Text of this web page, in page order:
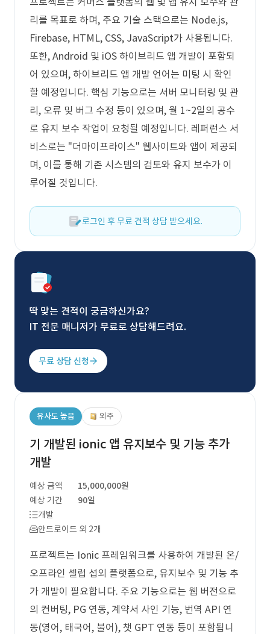
리를 목표로 하며, 주요 기술 스택으로는 Node.js,
Firebase, HTML, CSS, JavaScript가 사용됩니다.
또한, Android 및 iOS 하이브리드 앱 개발이 포함되
어 있으며, 하이브리드 앱 개발 언어는 미팅 시 확인
할 예정입니다. 핵심 기능으로는 서버 모니터링 및 관
리, 오류 및 버그 수정 등이 있으며, 월 1~2일의 공수
로 유지 보수 작업이 요청될 예정입니다. 레퍼런스 서
비스로는 "더마이프라이스" 웹사이트와 앱이 제공되
며, 이를 통해 기존 시스템의 검토와 유지 보수가 이
루어질 것입니다.
로그인 후 무료 견적 상담 받으세요.
딱 맞는 견적이 궁금하신가요?
IT 전문 매니저가 무료로 상담해드려요.
무료 상담 신청
유사도 높음 외주
기 개발된 ionic 앱 유지보수 및 기능 추가
개발
예상 금액
15,000,000원
예상 기간
90일
개발
안드로이드 외 2개
프로젝트는 Ionic 프레임워크를 사용하여 개발된 온/
오프라인 셀럽 섭외 플랫폼으로, 유지보수 및 기능 추
가 개발이 필요합니다. 주요 기능으로는 웹 버전으로
의 컨버팅, PG 연동, 계약서 사인 기능, 번역 API 연
동(영어, 태국어, 불어), 챗 GPT 연동 등이 포함됩니